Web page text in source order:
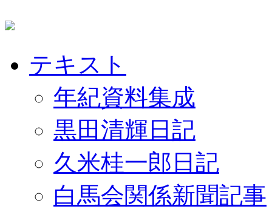
テキスト
年紀資料集成
黒田清輝日記
久米桂一郎日記
白馬会関係新聞記事